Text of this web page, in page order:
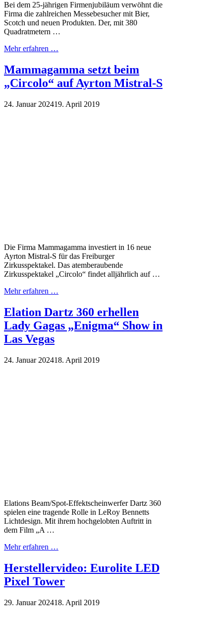
Bei dem 25-jährigen Firmenjubiläum verwöhnt die
Firma die zahlreichen Messebesucher mit Bier,
Scotch und neuen Produkten. Der, mit 380
Quadratmetern …
Mehr erfahren …
Mammagamma setzt beim
„Circolo“ auf Ayrton Mistral-S
24. Januar 202419. April 2019
Die Firma Mammagamma investiert in 16 neue
Ayrton Mistral-S für das Freiburger
Zirkusspektakel. Das atemberaubende
Zirkusspektakel „Circolo“ findet alljährlich auf …
Mehr erfahren …
Elation Dartz 360 erhellen
Lady Gagas „Enigma“ Show in
Las Vegas
24. Januar 202418. April 2019
Elations Beam/Spot-Effektscheinwerfer Dartz 360
spielen eine tragende Rolle in LeRoy Bennetts
Lichtdesign. Mit ihrem hochgelobten Auftritt in
dem Film „A …
Mehr erfahren …
Herstellervideo: Eurolite LED
Pixel Tower
29. Januar 202418. April 2019